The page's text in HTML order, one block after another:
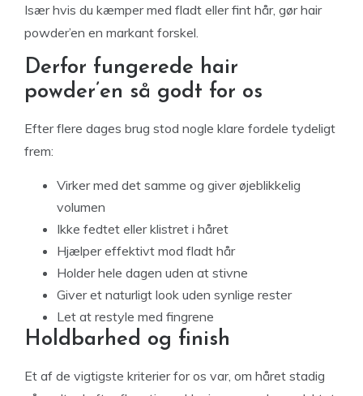
Især hvis du kæmper med fladt eller fint hår, gør hair
powder’en en markant forskel.
Derfor fungerede hair
powder’en så godt for os
Efter flere dages brug stod nogle klare fordele tydeligt
frem:
Virker med det samme og giver øjeblikkelig
volumen
Ikke fedtet eller klistret i håret
Hjælper effektivt mod fladt hår
Holder hele dagen uden at stivne
Giver et naturligt look uden synlige rester
Let at restyle med fingrene
Holdbarhed og finish
Et af de vigtigste kriterier for os var, om håret stadig